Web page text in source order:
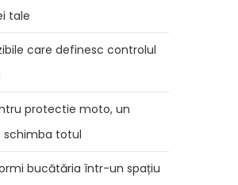
tale
care definesc controlul
protectie moto, un
schimba totul
bucătăria într-un spațiu